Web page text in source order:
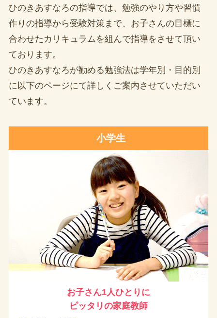
ひのきあすなろの指導では、勉強のやり方や習慣
作りの指導から受験対策まで、お子さんの目標に
合わせたカリキュラムを組んで指導をさせて頂い
ております。
ひのきあすなろが勧める勉強法は学年別・目的別
に以下のページにて詳しくご案内させていただい
ています。
小学生
お子さん1人ひとりに
ピッタリの家庭教師